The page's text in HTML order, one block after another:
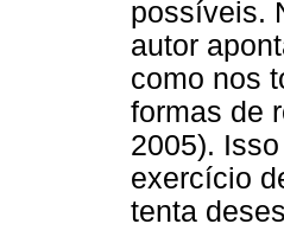
possíveis.
autor
como nos
formas de
2005).
exercício
tenta